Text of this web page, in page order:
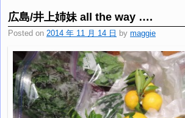
広島/井上姉妹 all the way ….
Posted on 2014 年 11 月 14 日 by maggie